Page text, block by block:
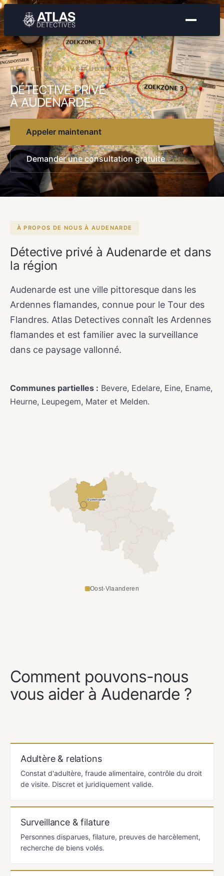
DÉTECTIVE PRIVÉ AUDENARDE
DÉTECTIVE PRIVÉ
À AUDENARDE.
Appeler maintenant
Demander une consultation gratuite
À PROPOS DE NOUS À AUDENARDE
Détective privé à Audenarde et dans
la région
Audenarde est une ville pittoresque dans les
Ardennes flamandes, connue pour le Tour des
Flandres. Atlas Detectives connaît les Ardennes
flamandes et est familier avec la surveillance
dans ce paysage vallonné.
Communes partielles : Bevere, Edelare, Eine, Ename,
Heurne, Leupegem, Mater et Melden.
Oudenaarde
Oost-Vlaanderen
Comment pouvons-nous
vous aider à Audenarde ?
Adultère & relations
Constat d'adultère, fraude alimentaire, contrôle du droit
de visite. Discret et juridiquement valide.
Surveillance & filature
Personnes disparues, filature, preuves de harcèlement,
recherche de biens volés.